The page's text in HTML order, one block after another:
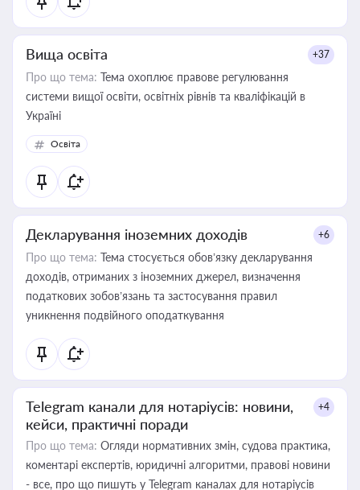
Вища освіта +37
Про що тема: Тема охоплює правове регулювання
системи вищої освіти, освітніх рівнів та кваліфікацій в
Україні
Освіта
Декларування іноземних доходів +6
Про що тема: Тема стосується обов’язку декларування
доходів, отриманих з іноземних джерел, визначення
податкових зобов’язань та застосування правил
уникнення подвійного оподаткування
Telegram канали для нотаріусів: новини,
кейси, практичні поради
+4
Про що тема: Огляди нормативних змін, судова практика,
коментарі експертів, юридичні алгоритми, правові новини
- все, про що пишуть у Telegram каналах для нотаріусів